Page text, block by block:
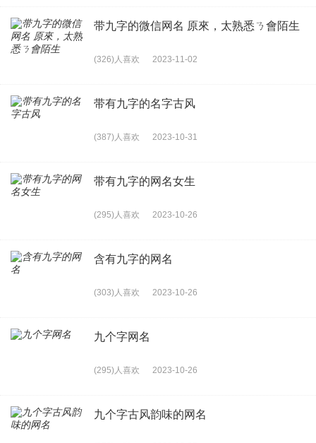
带九字的微信网名 原來，太熟悉ㄋ會陌生
(326)人喜欢 2023-11-02
带有九字的名字古风
(387)人喜欢 2023-10-31
带有九字的网名女生
(295)人喜欢 2023-10-26
含有九字的网名
(303)人喜欢 2023-10-26
九个字网名
(295)人喜欢 2023-10-26
九个字古风韵味的网名